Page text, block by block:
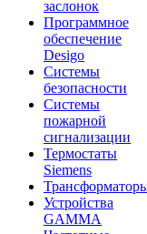
заслонок
Программное
обеспечение
Desigo
Системы
безопасности
Системы
пожарной
сигнализации
Термостаты
Siemens
Устройства
GAMMA